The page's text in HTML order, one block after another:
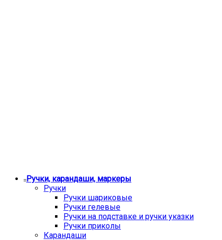
Ручки, карандаши, маркеры
Ручки
Ручки шариковые
Ручки гелевые
Ручки на подставке и ручки указки
Ручки приколы
Карандаши